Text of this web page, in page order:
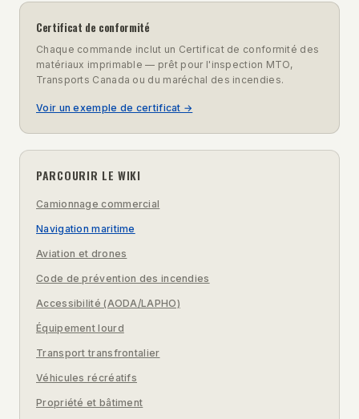
Certificat de conformité
Chaque commande inclut un Certificat de conformité des
matériaux imprimable — prêt pour l'inspection MTO,
Transports Canada ou du maréchal des incendies.
Voir un exemple de certificat →
PARCOURIR LE WIKI
Camionnage commercial
Navigation maritime
Aviation et drones
Code de prévention des incendies
Accessibilité (AODA/LAPHO)
Équipement lourd
Transport transfrontalier
Véhicules récréatifs
Propriété et bâtiment